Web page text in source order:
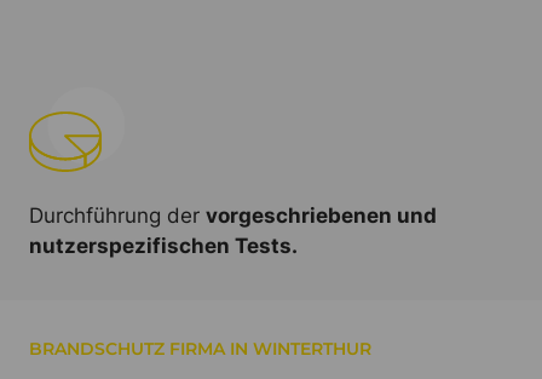
Durchführung der vorgeschriebenen und
nutzerspezifischen Tests.
BRANDSCHUTZ FIRMA IN WINTERTHUR